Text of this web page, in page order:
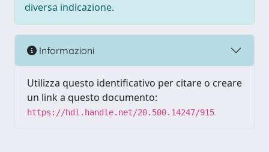
diversa indicazione.
Informazioni
Utilizza questo identificativo per citare o creare
un link a questo documento:
https://hdl.handle.net/20.500.14247/915